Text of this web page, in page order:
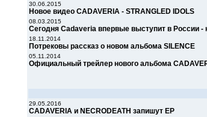
30.06.2015
Новое видео CADAVERIA - STRANGLED IDOLS
08.03.2015
Сегодня Cadaveria впервые выступит в
18.11.2014
Потрековы рассказ о новом альбома SILENCE
05.11.2014
Официальный трейлер нового альбома
29.05.2016
CADAVERIA и NECRODEATH запишут ЕР